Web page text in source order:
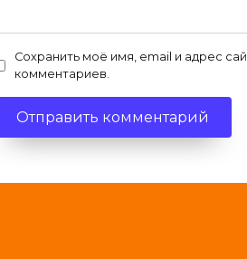
Сохранить моё имя, email и адрес
комментариев.